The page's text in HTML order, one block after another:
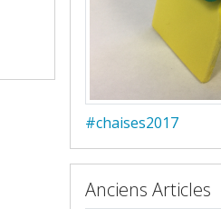
#chaises2017
Anciens Articles